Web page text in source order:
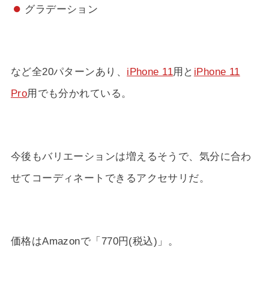
グラデーション
など全20パターンあり、 iPhone 11用と iPhone 11
Pro用でも分かれている。
今後もバリエーションは増えるそうで、気分に合わ
せてコーディネートできるアクセサリだ。
価格はAmazonで「770円(税込)」。